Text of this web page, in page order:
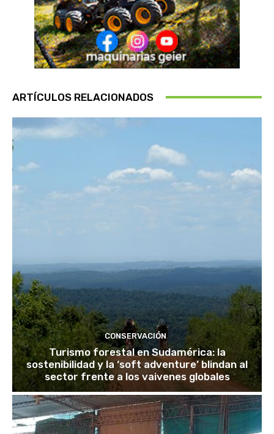
ARTÍCULOS RELACIONADOS
CONSERVACIÓN
Turismo forestal en Sudamérica: la
sostenibilidad y la ‘soft adventure’ blindan al
sector frente a los vaivenes globales